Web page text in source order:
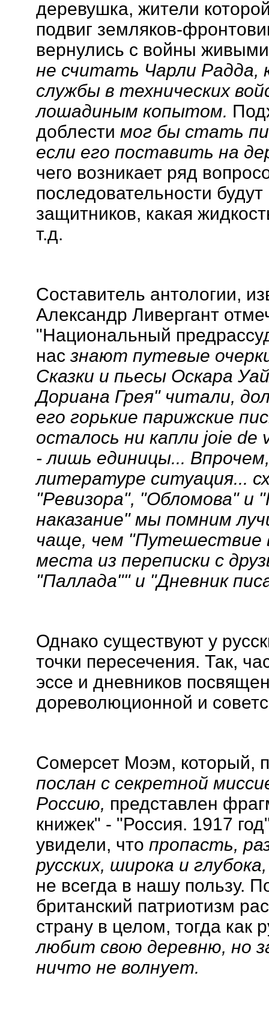
деревушка, жители
подвиг земляков-
вернулись с войны
не считать Чарли Радда,
службы в технических
лошадиным копытом.
доблести мог бы стать
если его поставить на
чего возникает ряд
последовательности
защитников, какая
т.д.
Составитель антологии,
Александр Ливергант
"Национальный
нас знают путевые
Сказки и пьесы Оскара
Дориана Грея" читали,
его горькие парижские
осталось ни капли joie de
- лишь единицы... Впрочем,
литературе ситуация...
"Ревизора", "Обломова" и
наказание" мы помним
чаще, чем "Путешествие
места из переписки с
"Паллада"" и "Дневник
Однако существуют у
точки пересечения. Так,
эссе и дневников
дореволюционной и
Сомерсет Моэм, который,
послан с секретной
Россию, представлен
книжек" - "Россия. 1917
увидели, что пропасть,
русских, широка и глубока,
не всегда в нашу пользу.
британский патриотизм
страну в целом, тогда как
любит свою деревню, но
ничто не волнует.